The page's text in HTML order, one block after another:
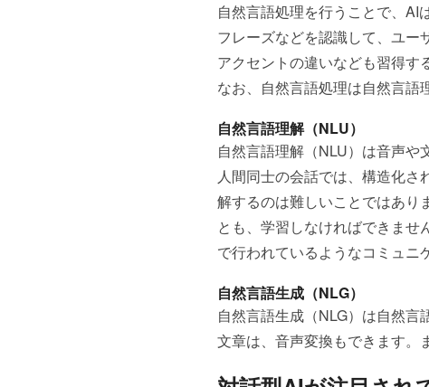
自然言語処理を行うことで、
フレーズなどを認識して、ユー
アクセントの違いなども習得す
なお、自然言語処理は自然言語
自然言語理解（NLU）
自然言語理解（NLU）は音声や
人間同士の会話では、構造化
解するのは難しいことではあり
とも、学習しなければできま
で行われているようなコミュニ
自然言語生成（NLG）
自然言語生成（NLG）は自然
文章は、音声変換もできます。